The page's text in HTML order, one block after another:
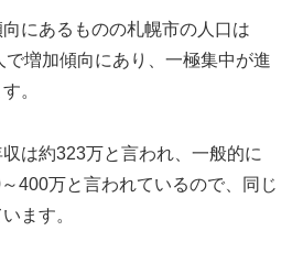
にあるものの札幌市の人口は
増加傾向にあり、一極集中が進
。
は約323万と言われ、一般的に
400万と言われているので、同じ
ます。